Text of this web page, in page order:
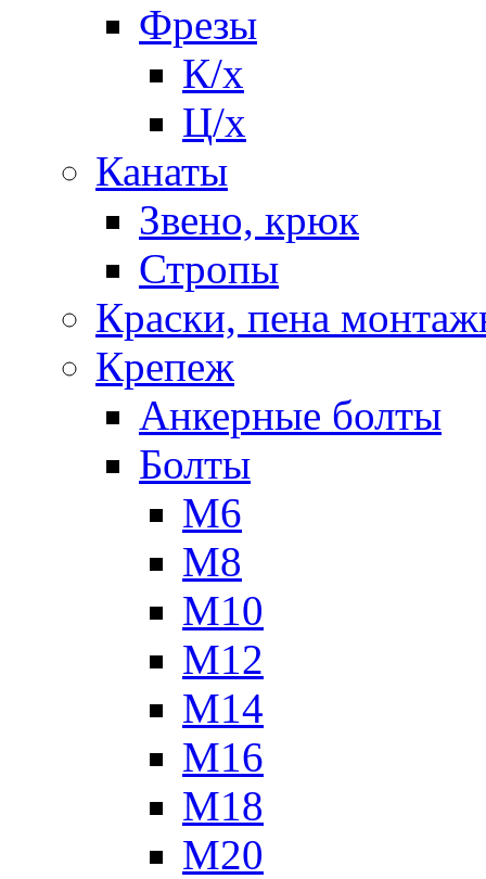
Фрезы
К/х
Ц/х
Канаты
Звено, крюк
Стропы
Краски, пена
Крепеж
Анкерные болты
Болты
М6
М8
М10
М12
М14
М16
М18
М20